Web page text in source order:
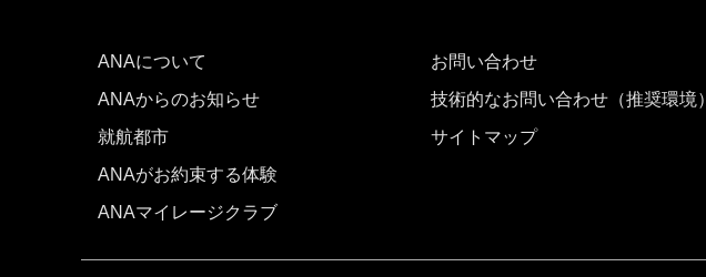
ANAについて
ANAからのお知らせ
就航都市
ANAがお約束する体験
ANAマイレージクラブ
お問い合わせ
技術的なお問い合わせ（推奨環境）
サイトマップ